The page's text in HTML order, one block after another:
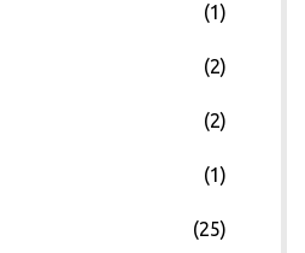
(1)
(2)
(2)
(1)
(25)